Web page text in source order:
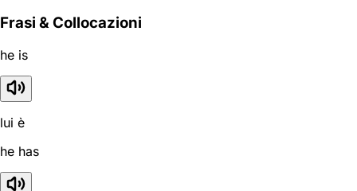
Frasi & Collocazioni
he is
lui è
he has